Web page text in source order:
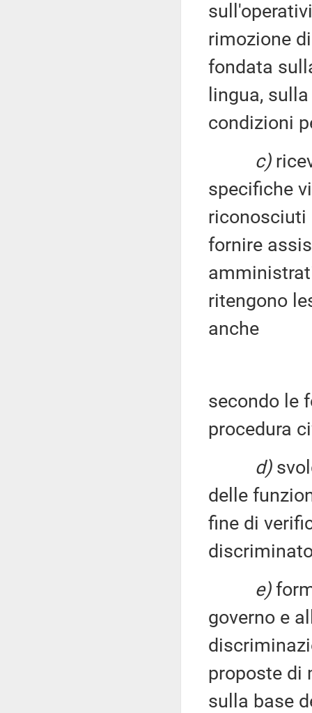
rimozione
fondata
lingua,
condizioni
c)
specifiche
riconosciuti
fornire
ritengono
anche
secondo le
procedura
d)
delle
fine di
e)
governo e
proposte di
sulla base